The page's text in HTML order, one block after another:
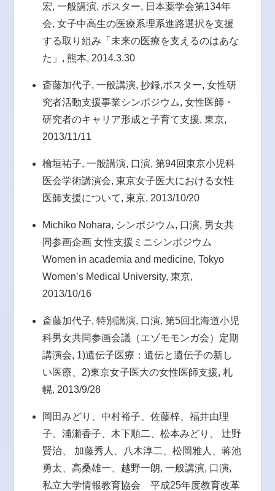
宏, 一般講演, ポスター, 日本薬学会第134年
会, 女子中高生の医療系理系進路選択を支援
する取り組み「未来の医療を支えるのはあな
た」, 熊本, 2014.3.30
斎藤加代子, 一般講演, 抄録,ポスター, 女性研
究者活動支援事業シンポジウム, 女性医師・
研究者のキャリア形成と子育て支援, 東京,
2013/11/11
檜垣祐子, 一般講演, 口演, 第94回東京小児科
医会学術講演会, 東京女子医大における女性
医師支援について, 東京, 2013/10/20
Michiko Nohara, シンポジウム, 口演, 男女共
同参画企画 女性支援ミニシンポジウム
Women in academia and medicine, Tokyo
Women’s Medical University, 東京,
2013/10/16
斎藤加代子, 特別講演, 口演, 第5回北海道小児
科男女共同参画会議（エゾモモンガ会）定期
講演会, 1)遺伝子医療：遺伝と遺伝子の新し
い医療、2)東京女子医大の女性医師支援, 札
幌, 2013/9/28
岡田みどり、中村裕子、佐藤梓、福井由理
子、浦瀬香子、木下順二、松本みどり、 辻野
賢治、 加藤秀人、八木淳二、松岡雅人、蒋池
勇太、高桑雄一、越野一朗, 一般講演, 口演,
私立大学情報教育協会 平成25年度教育改革